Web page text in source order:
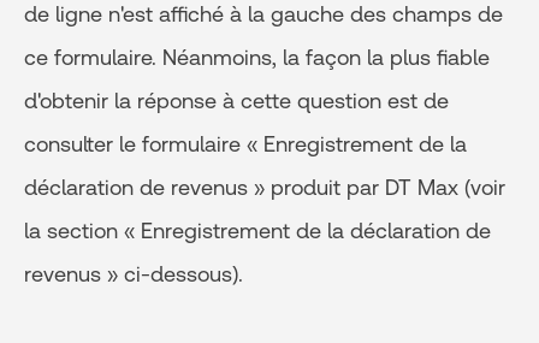
de ligne n'est affiché à la gauche des champs de
ce formulaire. Néanmoins, la façon la plus fiable
d'obtenir la réponse à cette question est de
consulter le formulaire « Enregistrement de la
déclaration de revenus » produit par DT Max (voir
la section « Enregistrement de la déclaration de
revenus » ci-dessous).